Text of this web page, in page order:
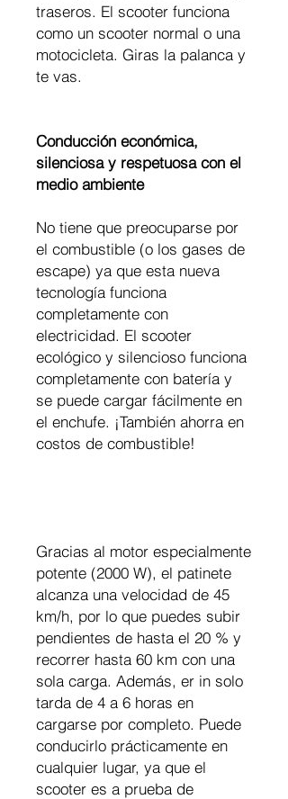
traseros. El scooter funciona
como un scooter normal o una
motocicleta. Giras la palanca y
te vas.
Conducción económica,
silenciosa y respetuosa con el
medio ambiente
No tiene que preocuparse por
el combustible (o los gases de
escape) ya que esta nueva
tecnología funciona
completamente con
electricidad. El scooter
ecológico y silencioso funciona
completamente con batería y
se puede cargar fácilmente en
el enchufe. ¡También ahorra en
costos de combustible!
Gracias al motor especialmente
potente (2000 W), el patinete
alcanza una velocidad de 45
km/h, por lo que puedes subir
pendientes de hasta el 20 % y
recorrer hasta 60 km con una
sola carga. Además, er in solo
tarda de 4 a 6 horas en
cargarse por completo. Puede
conducirlo prácticamente en
cualquier lugar, ya que el
scooter es a prueba de